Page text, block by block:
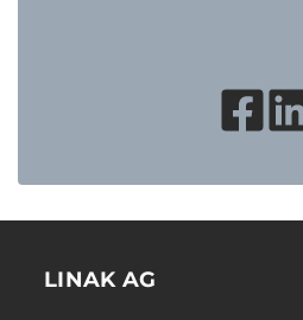
LINAK AG